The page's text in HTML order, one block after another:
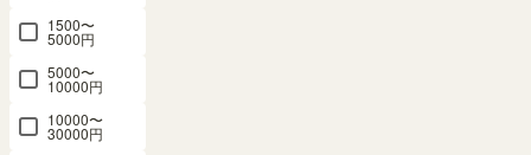
1500〜
5000円
5000〜
10000円
10000〜
30000円